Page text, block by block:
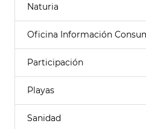
Naturia
Oficina Información
Participación
Playas
Sanidad